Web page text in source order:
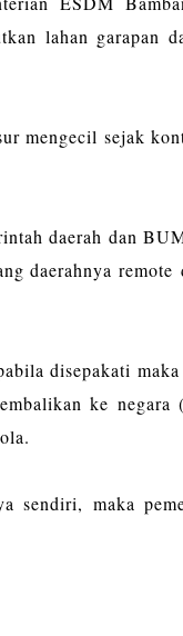
lahan garapan
mengecil sejak
daerah dan
daerahnya remote
disepakati
ke negara
sendiri, maka